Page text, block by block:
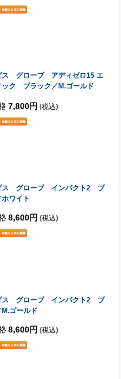
ス グローブ アディゼロ15 エ
ック ブラック／M.ゴールド
7,800円 (税込)
ス グローブ インパクト2 ブ
ワイト
8,600円 (税込)
ス グローブ インパクト2 ブ
M.ゴールド
8,600円 (税込)